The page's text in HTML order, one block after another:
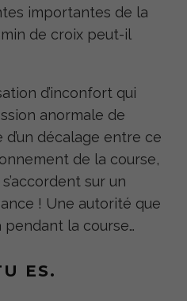
importantes de la
de croix peut-il
d’inconfort qui
anormale de
décalage entre ce
de la course,
sur un
! Une autorité que
pendant la course…
ES.